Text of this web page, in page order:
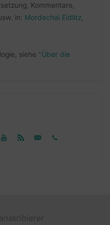
Kommentare,
in: Mordechai Eidlitz,
siehe "Über die